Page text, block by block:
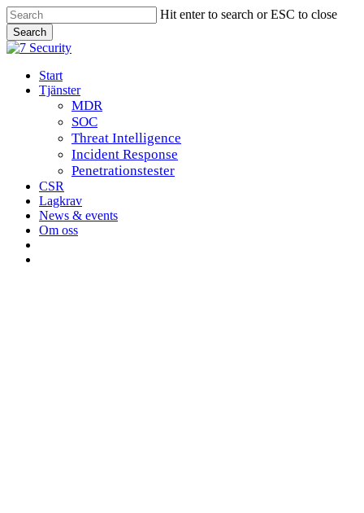
Skip
to
main
content
Hit enter to search or ESC to close
Search
Close
Menu
Start
Tjänster
MDR
SOC
Threat Intelligence
Incident Response
Penetrationstester
CSR
Lagkrav
News & events
Om oss